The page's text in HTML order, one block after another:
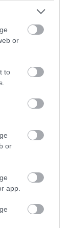
or
to
or
app.
σας –